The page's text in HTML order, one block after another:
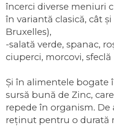
încerci diverse meniuri
în variantă clasică, cât
Bruxelles),
-salată verde, spanac,
ciuperci, morcovi,
Și în alimentele bogate
sursă bună de Zinc,
repede în organism. De
reținut pentru o durată